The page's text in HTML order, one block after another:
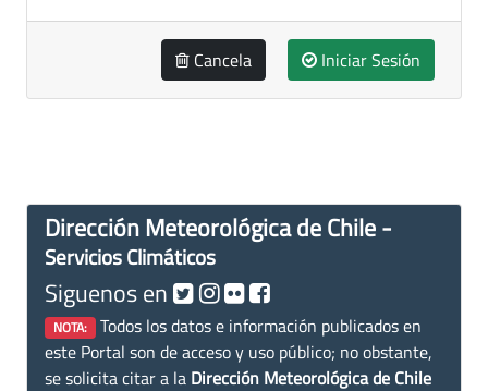
Cancela Iniciar Sesión
Dirección Meteorológica de Chile -
Servicios Climáticos
Siguenos en
NOTA: Todos los datos e información publicados en
este Portal son de acceso y uso público; no obstante,
se solicita citar a la Dirección Meteorológica de Chile